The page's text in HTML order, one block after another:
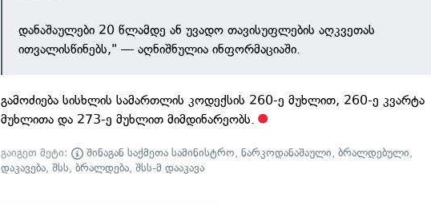
დანაშაულები 20 წლამდე ან უვადო თავისუფლების აღკვეთას
ითვალისწინებს," — აღნიშნულია ინფორმაციაში.
გამოძიება სისხლის სამართლის კოდექსის 260-ე მუხლით, 260-ე კვარტა
მუხლითა და 273-ე მუხლით მიმდინარეობს.
გაიგეთ მეტი: შინაგან საქმეთა სამინისტრო,ნარკოდანაშაული,ბრალდებული,
დაკავება,შსს,ბრალდება,შსს-მ დააკავა